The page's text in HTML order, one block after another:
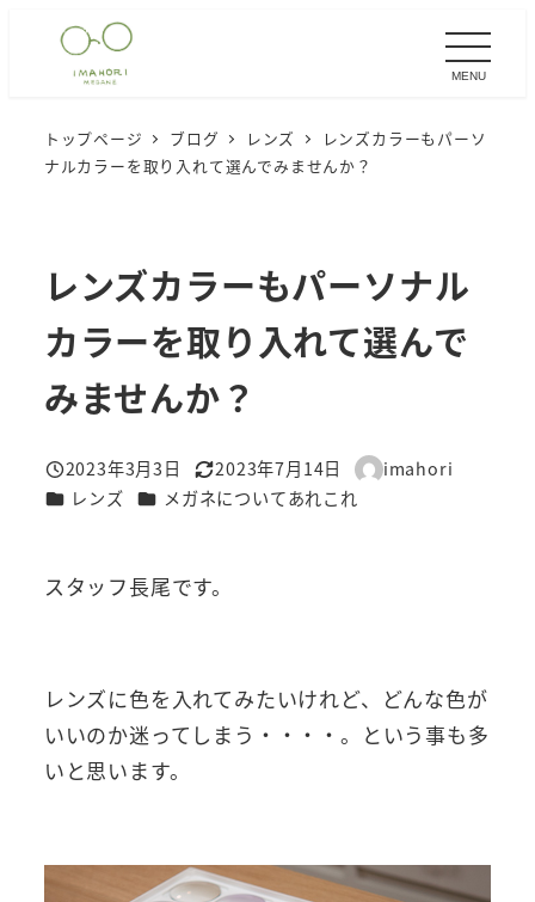
MENU
トップページ ブログ レンズ
レンズカラーもパーソ
ナルカラーを取り入れて選んでみませんか？
レンズカラーもパーソナル
カラーを取り入れて選んで
みませんか？
投稿日
2023年3月3日
更新日
2023年7月14日
著
者
imahori
カテゴリー
レンズ カテゴリー
メガネについてあれこれ
スタッフ長尾です。
レンズに色を入れてみたいけれど、どんな色が
いいのか迷ってしまう・・・・。という事も多
いと思います。